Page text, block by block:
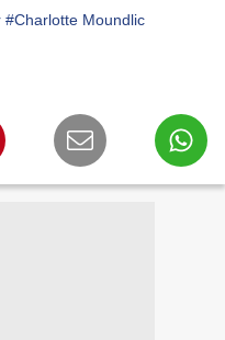
#Charlotte Moundlic